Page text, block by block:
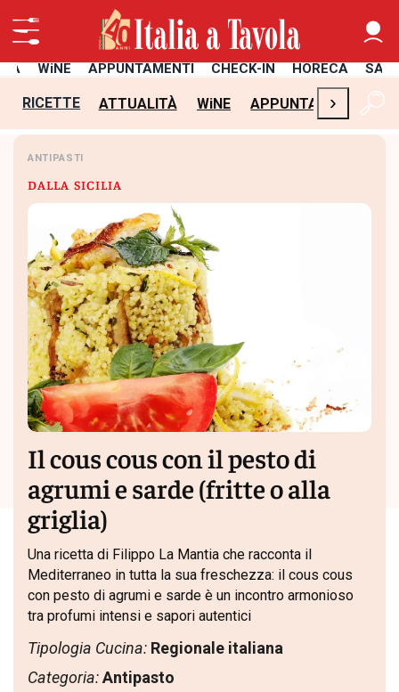
WiNE APPUNTAMENTI CHECK-IN HORECA
RICETTE ATTUALITÀ WiNE APPUNTAMENTI
›
ANTIPASTI
DALLA SICILIA
Il cous cous con il pesto di
agrumi e sarde (fritte o alla
griglia)
Una ricetta di Filippo La Mantia che racconta il
Mediterraneo in tutta la sua freschezza: il cous cous
con pesto di agrumi e sarde è un incontro armonioso
tra profumi intensi e sapori autentici
Tipologia Cucina: Regionale italiana
Categoria:Antipasto